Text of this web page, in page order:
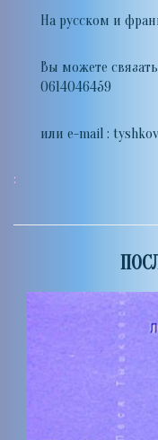
На русском и
Вы можете
0614046459
или e-mail :
: